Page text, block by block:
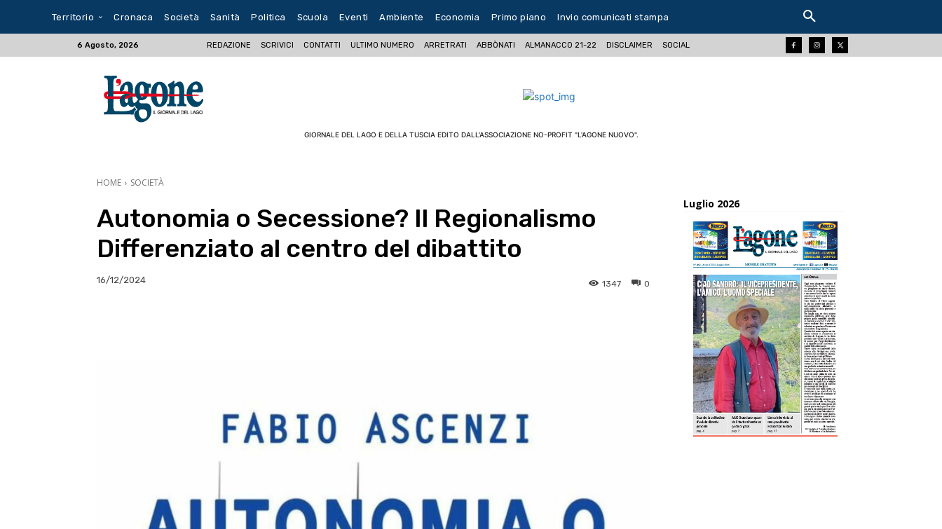
Territorio Cronaca Società Sanità Politica Scuola Eventi Ambiente Economia Primo piano Invio comunicati stampa
6 Agosto, 2026 REDAZIONE SCRIVICI CONTATTI ULTIMO NUMERO ARRETRATI ABBÒNATI ALMANACCO 21-22 DISCLAIMER SOCIAL
GIORNALE DEL LAGO E DELLA TUSCIA EDITO DALL'ASSOCIAZIONE NO-PROFIT "L'AGONE NUOVO".
HOME SOCIETÀ
Autonomia o Secessione? Il Regionalismo
Differenziato al centro del dibattito
16/12/2024 0
1347
Tumblr Telegram
Luglio 2026